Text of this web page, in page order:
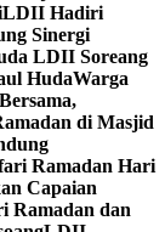
LDII Hadiri
Sinergi
LDII Soreang
HudaWarga
di Masjid
Ramadan Hari
Capaian
Ramadan dan